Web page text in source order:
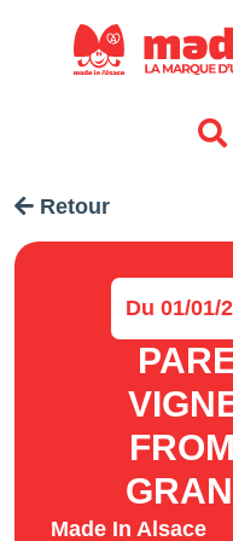
Retour
Du 01/01/
Made In Alsace